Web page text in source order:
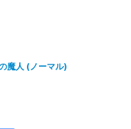
魔人 (ノーマル)